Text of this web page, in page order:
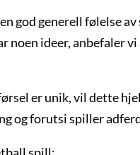
god generell følelse
noen ideer, anbefaler
er unik, vil dette
og forutsi spiller